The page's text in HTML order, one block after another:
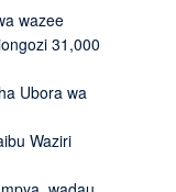
wazee
31,000
Ubora wa
Waziri